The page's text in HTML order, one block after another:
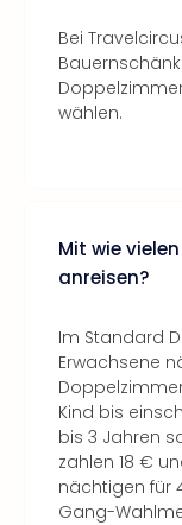
Bei
wählen.
Mit wie
anreisen?
Im Standard
Erwachsene
Kind bis
bis 3 Jahren
zahlen 18 €
nächtigen für
Gang-